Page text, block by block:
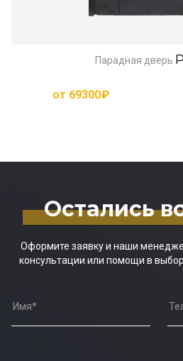
Парадная дверь
от 69300₽
Остались
Оформите заявку и наши
консультации или помощи в